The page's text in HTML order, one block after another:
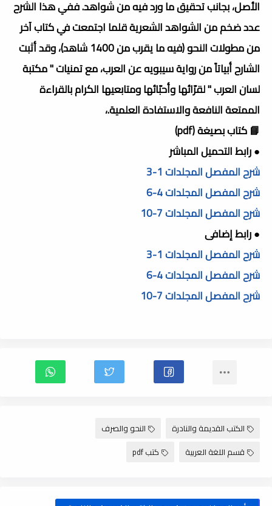
الأصل، بجانب تحقيق ما ورد فيه من شواهد. ففي هذا الشرح
عدد ضخم من الشواهد الشعرية قلما اجتمعت في كتاب آخر
من مطولات النحو (فيه ما يقرب من 1400 شاهد)، وقد أثبت
الشارح أبياتاً من رواية سيبويه عن العرب، مع تمنيات " مكتبة
لسان العرب " لقرّائها وأحبّائها ومتابعيها الكرام بالقراءة
الممتعة النافعة والاستفادة العلمية.،
📘 كتاب بصيغة (pdf)
● رابط التحميل المباشر
شرح المفصل المجلدات 1-3
شرح المفصل المجلدات 4-6
شرح المفصل المجلدات 7-10
● رابط إضافى
شرح المفصل المجلدات 1-3
شرح المفصل المجلدات 4-6
شرح المفصل المجلدات 7-10
الكتب القديمة والنادرة
النحو والصرف
قسم اللغة العربية
كتب pdf